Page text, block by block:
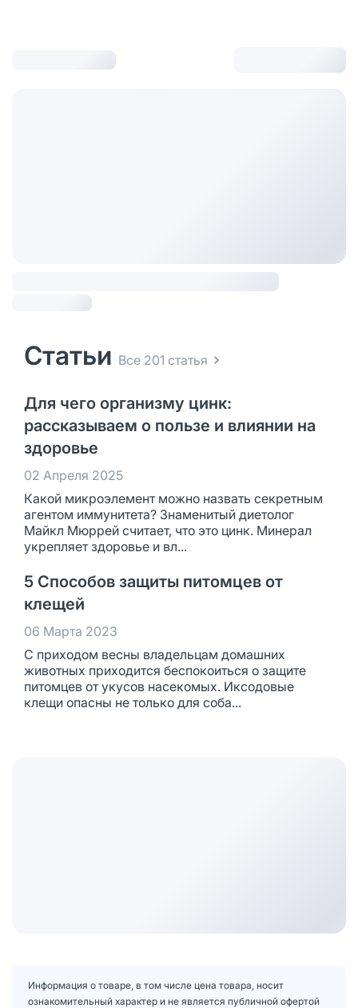
Статьи Все 201 статья
Для чего организму цинк:
рассказываем о пользе и влиянии на
здоровье
02 Апреля 2025
Какой микроэлемент можно назвать секретным
агентом иммунитета? Знаменитый диетолог
Майкл Мюррей считает, что это цинк. Минерал
укрепляет здоровье и вл...
5 Способов защиты питомцев от
клещей
06 Марта 2023
С приходом весны владельцам домашних
животных приходится беспокоиться о защите
питомцев от укусов насекомых. Иксодовые
клещи опасны не только для соба...
Информация о товаре, в том числе цена товара, носит
ознакомительный характер и не является публичной офертой